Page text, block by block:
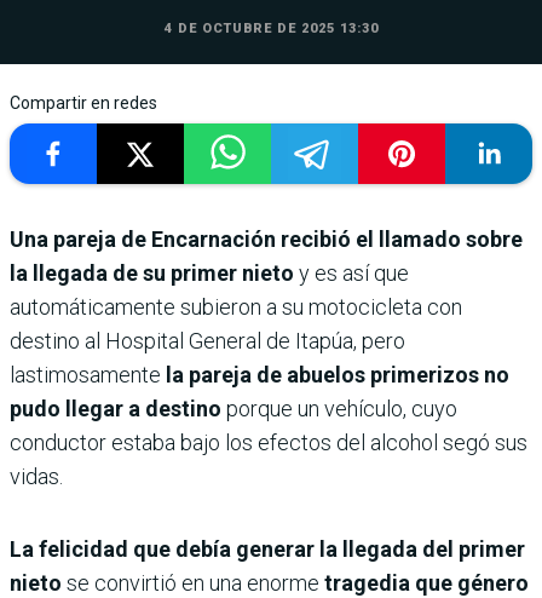
4 DE OCTUBRE DE 2025 13:30
Compartir en redes
Una pareja de Encarnación recibió el llamado sobre
la llegada de su primer nieto y es así que
automáticamente subieron a su motocicleta con
destino al Hospital General de Itapúa, pero
lastimosamente la pareja de abuelos primerizos no
pudo llegar a destino porque un vehículo, cuyo
conductor estaba bajo los efectos del alcohol segó sus
vidas.
La felicidad que debía generar la llegada del primer
nieto se convirtió en una enorme tragedia que género